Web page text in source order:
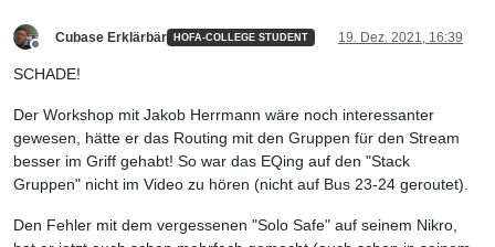
Cubase Erklärbär HOFA-COLLEGE STUDENT 19. Dez. 2021, 16:39
SCHADE!
Der Workshop mit Jakob Herrmann wäre noch interessanter
gewesen, hätte er das Routing mit den Gruppen für den Stream
besser im Griff gehabt! So war das EQing auf den "Stack
Gruppen" nicht im Video zu hören (nicht auf Bus 23-24 geroutet).
Den Fehler mit dem vergessenen "Solo Safe" auf seinem Nikro,